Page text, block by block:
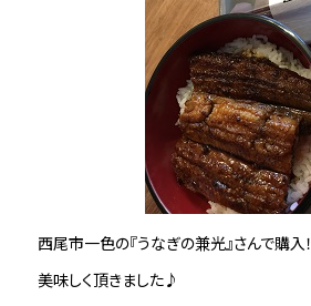
西尾市一色の『うなぎの兼光』さんで購入！
美味しく頂きました♪